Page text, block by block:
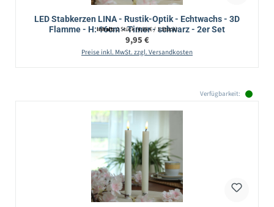
LED Stabkerzen LINA - Rustik-Optik - Echtwachs - 3D
Flamme - H: 16cm - Timer - schwarz - 2er Set
Inhalt:2 Stück(4,98 € / 1 Stück)
Regulärer Preis:
9,95 €
Preise inkl. MwSt. zzgl. Versandkosten
Verfügbarkeit: